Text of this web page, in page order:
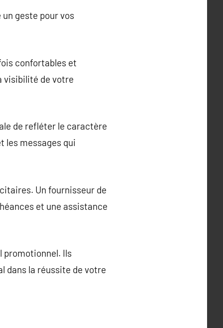
geste pour vos
confortables et
visibilité de votre
de refléter le caractère
les messages qui
Un fournisseur de
et une assistance
promotionnel. Ils
dans la réussite de votre